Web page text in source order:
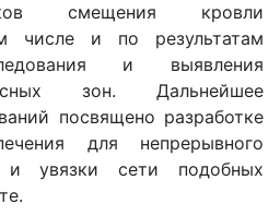
смещения кровли
числе и по результатам
и выявления
зон. Дальнейшее
посвящено разработке
для непрерывного
и увязки сети подобных